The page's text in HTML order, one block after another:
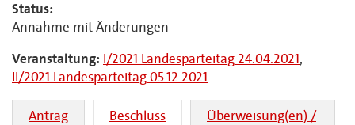
Status:
Annahme mit Änderungen
Veranstaltung: I/2021 Landesparteitag 24.04.2021,
II/2021 Landesparteitag 05.12.2021
Antrag Beschluss
Überweisung(en) /